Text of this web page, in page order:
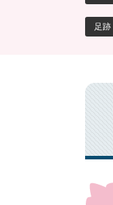
本
文